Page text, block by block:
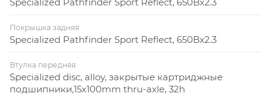
Покрышка задняя
Specialized Pathfinder Sport Reflect, 650Bx2.3
Втулка передняя
Specialized disc, alloy, закрытые картриджные
подшипники,15x100mm thru-axle, 32h